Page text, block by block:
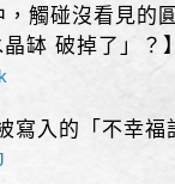
觸碰沒看見的
缽 破掉了」？
寫入的「不幸福